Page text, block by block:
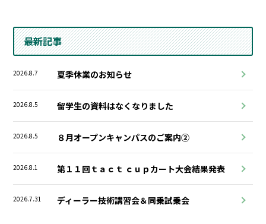
最新記事
2026.8.7 夏季休業のお知らせ
2026.8.5 留学生の資料はなくなりました
2026.8.5 ８月オープンキャンパスのご案内②
2026.8.1 第１１回ｔａｃｔ ｃｕｐカート大会結果発表
2026.7.31 ディーラー技術講習会＆同乗試乗会